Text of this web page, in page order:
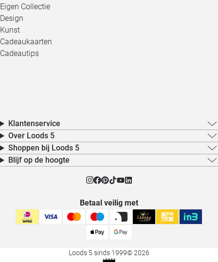
Eigen Collectie
Design
Kunst
Cadeaukaarten
Cadeautips
Klantenservice
Over Loods 5
Shoppen bij Loods 5
Blijf op de hoogte
Betaal veilig met
Loods 5 sinds 1999© 2026